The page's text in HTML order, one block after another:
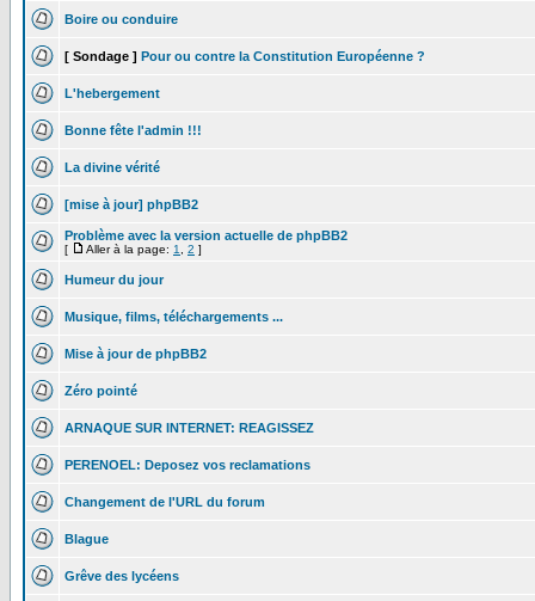
Boire ou conduire
[ Sondage ] Pour ou contre la Constitution Européenne ?
L'hebergement
Bonne fête l'admin !!!
La divine vérité
[mise à jour] phpBB2
Problème avec la version actuelle de phpBB2
[ Aller à la page: 1 2 ]
Humeur du jour
Musique, films, téléchargements ...
Mise à jour de phpBB2
Zéro pointé
ARNAQUE SUR INTERNET: REAGISSEZ
PERENOEL: Deposez vos reclamations
Changement de l'URL du forum
Blague
Grêve des lycéens